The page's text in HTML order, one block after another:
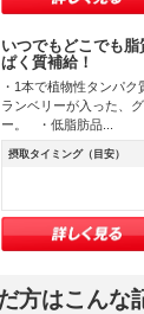
いつでもどこでも
ぱく質補給！
・1本で植物性タンパ
ランベリーが入った、
ー。 ・低脂肪品...
摂取タイミング（目安）
方はこんな